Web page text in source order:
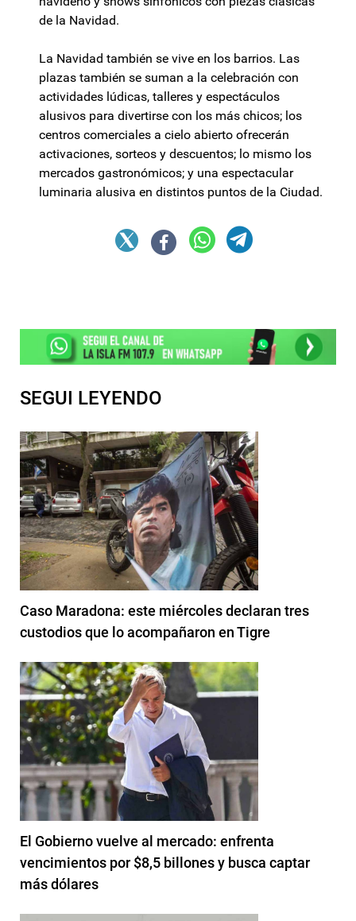
de la Navidad.
La Navidad también se vive en los barrios. Las
plazas también se suman a la celebración con
actividades lúdicas, talleres y espectáculos
alusivos para divertirse con los más chicos; los
centros comerciales a cielo abierto ofrecerán
activaciones, sorteos y descuentos; lo mismo los
mercados gastronómicos; y una espectacular
luminaria alusiva en distintos puntos de la Ciudad.
SEGUI LEYENDO
Caso Maradona: este miércoles declaran tres
custodios que lo acompañaron en Tigre
El Gobierno vuelve al mercado: enfrenta
vencimientos por $8,5 billones y busca captar
más dólares